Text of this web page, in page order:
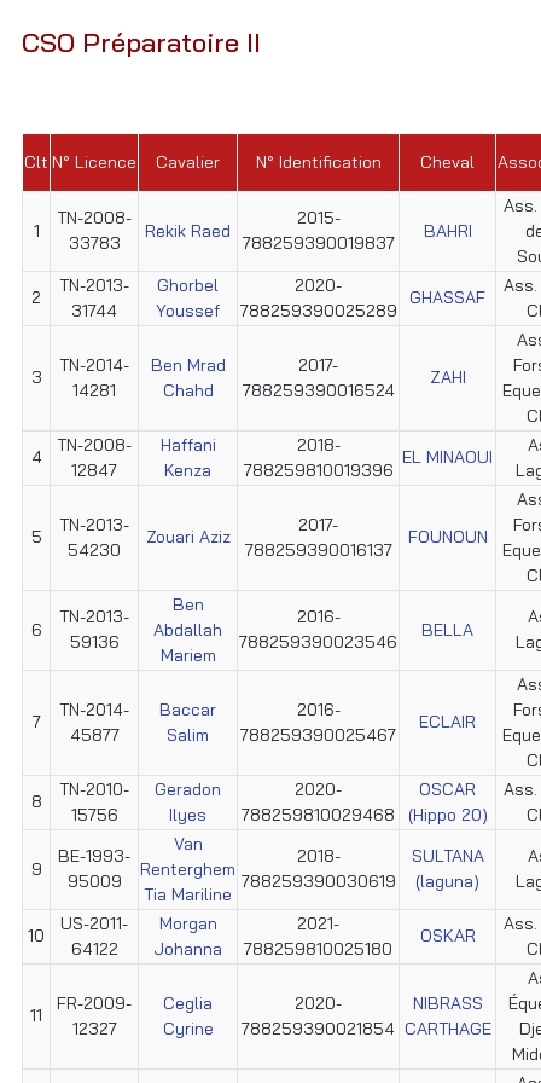
CSO Préparatoire II
Clt N° Licence Cavalier N° Identification Cheval
1
TN-2008-
33783
Rekik Raed
2015-
788259390019837
BAHRI
2
TN-2013-
31744
Ghorbel
Youssef
2020-
788259390025289
GHASSAF
Ass.
3
TN-2014-
14281
Ben Mrad
Chahd
2017-
788259390016524
ZAHI
4
TN-2008-
12847
Haffani
Kenza
2018-
788259810019396
EL MINAOUI
5
TN-2013-
54230
Zouari Aziz
2017-
788259390016137
FOUNOUN
6
TN-2013-
59136
Ben
Abdallah
Mariem
2016-
788259390023546
BELLA
7
TN-2014-
45877
Baccar
Salim
2016-
788259390025467
ECLAIR
8
TN-2010-
15756
Geradon
Ilyes
2020-
788259810029468
OSCAR
(Hippo 20)
Ass.
9
BE-1993-
95009
Van
Renterghem
Tia Mariline
2018-
788259390030619
SULTANA
(laguna)
10
US-2011-
64122
Morgan
Johanna
2021-
788259810025180
OSKAR
Ass.
11
FR-2009-
12327
Ceglia
Cyrine
2020-
788259390021854
NIBRASS
CARTHAGE